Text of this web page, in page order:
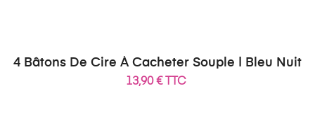
4 Bâtons De Cire À Cacheter Souple | Bleu Nuit
13,90 € TTC